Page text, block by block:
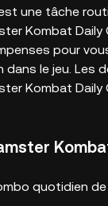
une tâche
Kombat
pour
dans le jeu. Les
Kombat
quotidien